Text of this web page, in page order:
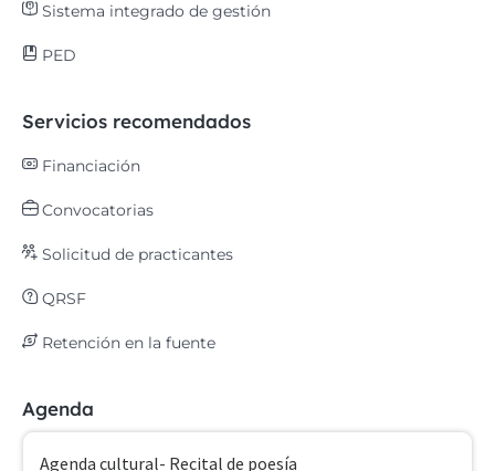
Sistema integrado de gestión
PED
Servicios recomendados
Financiación
Convocatorias
Solicitud de practicantes
QRSF
Retención en la fuente
Agenda
Agenda cultural- Recital de poesía